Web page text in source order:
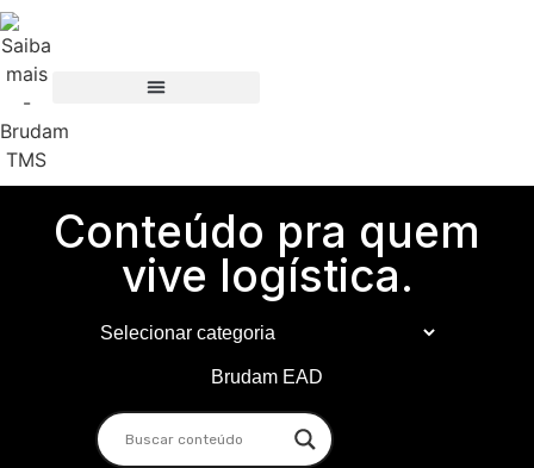
Conteúdo pra quem
vive logística.
Brudam EAD